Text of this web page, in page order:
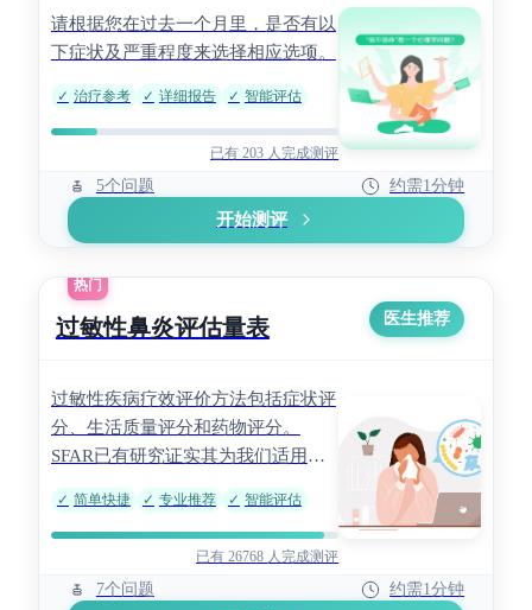
请根据您在过去一个月里，是否有以
下症状及严重程度来选择相应选项。
✓ 治疗参考 ✓ 详细报告 ✓ 智能评估
已有 203 人完成测评
5个问题 约需1分钟
开始测评
热门
过敏性鼻炎评估量表 医生推荐
过敏性疾病疗效评价方法包括症状评
分、生活质量评分和药物评分。
SFAR已有研究证实其为我们适用于
中国人群的过敏性鼻炎（AR）筛查
的一个有价值的工具。SFAR量表包
括7个项目，将患者的病史和症状量
化，总分 0～14 分，以 5分为临界
值，≥5分为阳性，<5 分为阴性。
✓ 简单快捷 ✓ 专业推荐 ✓ 智能评估
已有 26768 人完成测评
7个问题 约需1分钟